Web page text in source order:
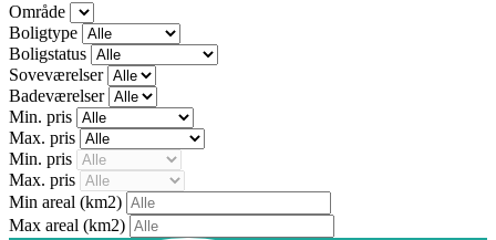
Område
Boligtype
Boligstatus
Soveværelser
Badeværelser
Min. pris
Max. pris
Min. pris
Max. pris
Min areal (km2)
Max areal (km2)